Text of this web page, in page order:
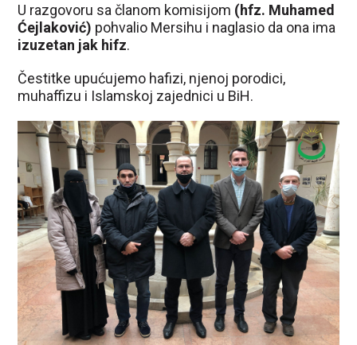
U razgovoru sa članom komisijom (hfz. Muhamed
Ćejlaković) pohvalio Mersihu i naglasio da ona ima
izuzetan jak hifz.
Čestitke upućujemo hafizi, njenoj porodici,
muhaffizu i Islamskoj zajednici u BiH.